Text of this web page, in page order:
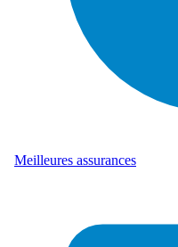
Meilleures assurances